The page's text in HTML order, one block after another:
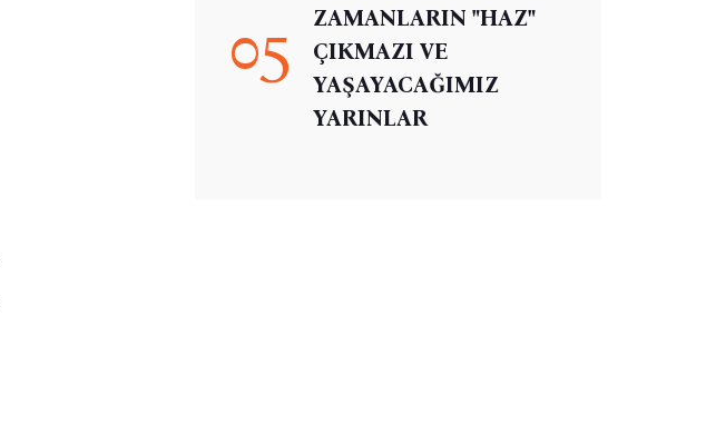
05
ZAMANLARIN "HAZ"
ÇIKMAZI VE
YAŞAYACAĞIMIZ
YARINLAR